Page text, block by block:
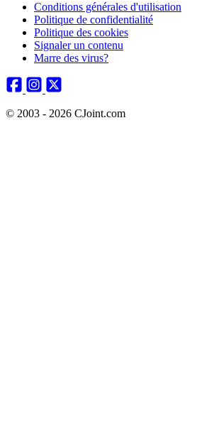
Conditions générales d'utilisation
Politique de confidentialité
Politique des cookies
Signaler un contenu
Marre des virus?
© 2003 - 2026 CJoint.com